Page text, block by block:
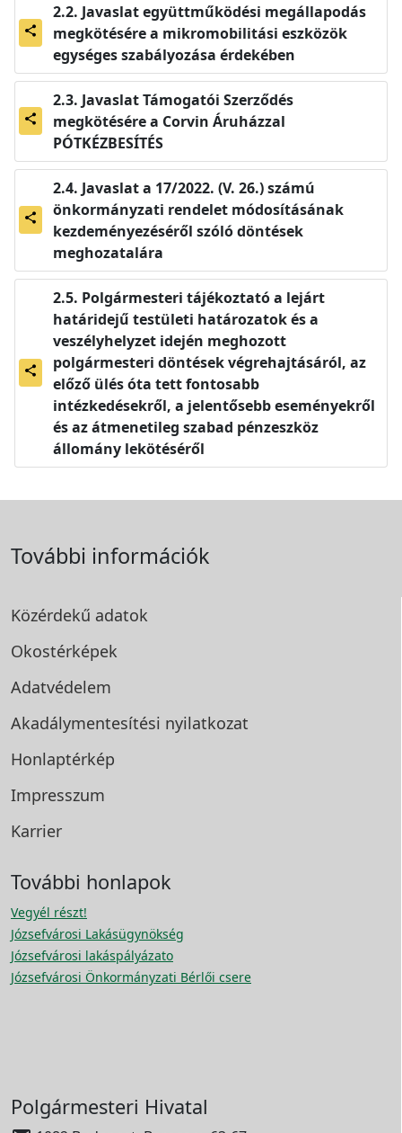
share
Javaslat együttműködési megállapodás
megkötésére a mikromobilitási eszközök
egységes szabályozása érdekében
share
Javaslat Támogatói Szerződés
megkötésére a Corvin Áruházzal
PÓTKÉZBESÍTÉS
share
Javaslat a 17/2022. (V. 26.) számú
önkormányzati rendelet módosításának
kezdeményezéséről szóló döntések
meghozatalára
share
Polgármesteri tájékoztató a lejárt
határidejű testületi határozatok és a
veszélyhelyzet idején meghozott
polgármesteri döntések végrehajtásáról, az
előző ülés óta tett fontosabb
intézkedésekről, a jelentősebb eseményekről
és az átmenetileg szabad pénzeszköz
állomány lekötéséről
További információk
Közérdekű adatok
Okostérképek
Adatvédelem
Akadálymentesítési nyilatkozat
Honlaptérkép
Impresszum
Karrier
További honlapok
Vegyél részt!
Józsefvárosi Lakásügynökség
Józsefvárosi lakáspályázato
Józsefvárosi Önkormányzati Bérlői csere
Polgármesteri Hivatal